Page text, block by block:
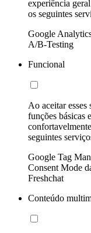
experiência
os seguintes
Google
A/B-Testing
Funcional
Ao aceitar esses
funções básicas
seguintes
Google Tag
Consent Mode
Freshchat
Conteúdo